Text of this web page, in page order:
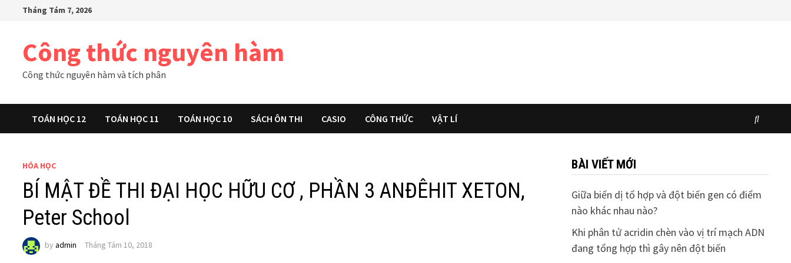
Tháng Tám 7, 2026
Công thức nguyên hàm
Công thức nguyên hàm và tích phân
TOÁN HỌC 12 TOÁN HỌC 11 TOÁN HỌC 10 SÁCH ÔN THI CASIO CÔNG THỨC VẬT LÍ
HÓA HỌC
BÍ MẬT ĐỀ THI ĐẠI HỌC HỮU CƠ , PHẦN 3 ANĐÊHIT XETON,
Peter School
byadmin Tháng Tám 10, 2018
BÀI VIẾT MỚI
Giữa biến dị tổ hợp và đột biến gen có điểm
nào khác nhau nào?
Khi phân tử acridin chèn vào vị trí mạch ADN
đang tổng hợp thì gây nên đột biến